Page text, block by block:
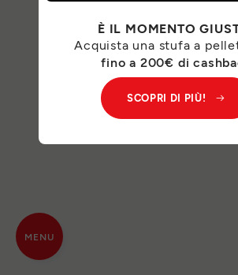
MENU
È IL MOMENTO
Acquista una stufa a
fino a 200€ di
SCOPRI DI PIÙ!